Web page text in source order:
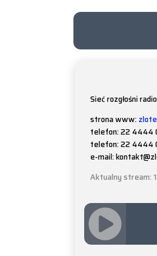
Sieć rozgłośni
strona www:
telefon: 22 4444
telefon: 22 4444
e-mail:
Aktualny stream: